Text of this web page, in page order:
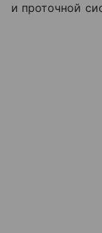
и проточной